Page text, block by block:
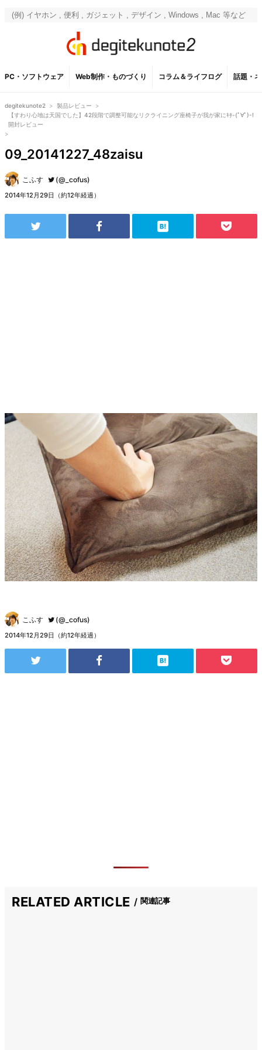
PC・ソフトウェア Web制作・ものづくり コラム＆ライフログ 話題・
degitekunote2 > 製品レビュー
>
【すわり心地は天国でした】42段階で調整可能なリクライニング座椅子が我が家にｷﾀ-(ﾟ∀ﾟ)-!
開封レビュー
>
09_20141227_48zaisu
こふす (@_cofus)
2014年12月29日（約12年経過）
こふす (@_cofus)
2014年12月29日（約12年経過）
RELATED ARTICLE 関連記事